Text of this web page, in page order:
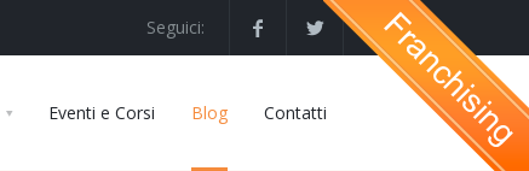
Seguici:
Eventi e Corsi Blog Contatti